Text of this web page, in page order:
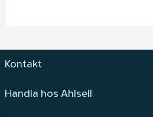
Kontakt
Handla hos Ahlsell